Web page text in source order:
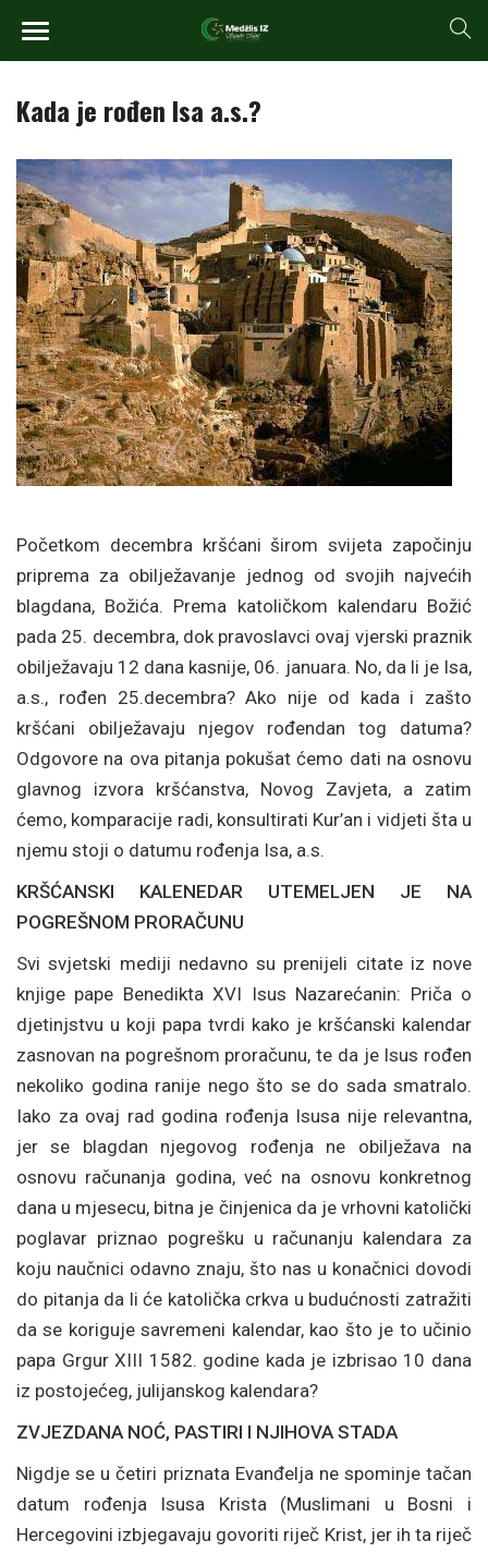
Kada je rođen Isa a.s.?
Početkom decembra kršćani širom svijeta započinju
priprema za obilježavanje jednog od svojih najvećih
blagdana, Božića. Prema katoličkom kalendaru Božić
pada 25. decembra, dok pravoslavci ovaj vjerski praznik
obilježavaju 12 dana kasnije, 06. januara. No, da li je Isa,
a.s., rođen 25.decembra? Ako nije od kada i zašto
kršćani obilježavaju njegov rođendan tog datuma?
Odgovore na ova pitanja pokušat ćemo dati na osnovu
glavnog izvora kršćanstva, Novog Zavjeta, a zatim
ćemo, komparacije radi, konsultirati Kur’an i vidjeti šta u
njemu stoji o datumu rođenja Isa, a.s.
KRŠĆANSKI KALENEDAR UTEMELJEN JE NA
POGREŠNOM PRORAČUNU
Svi svjetski mediji nedavno su prenijeli citate iz nove
knjige pape Benedikta XVI Isus Nazarećanin: Priča o
djetinjstvu u koji papa tvrdi kako je kršćanski kalendar
zasnovan na pogrešnom proračunu, te da je Isus rođen
nekoliko godina ranije nego što se do sada smatralo.
Iako za ovaj rad godina rođenja Isusa nije relevantna,
jer se blagdan njegovog rođenja ne obilježava na
osnovu računanja godina, već na osnovu konkretnog
dana u mjesecu, bitna je činjenica da je vrhovni katolički
poglavar priznao pogrešku u računanju kalendara za
koju naučnici odavno znaju, što nas u konačnici dovodi
do pitanja da li će katolička crkva u budućnosti zatražiti
da se koriguje savremeni kalendar, kao što je to učinio
papa Grgur XIII 1582. godine kada je izbrisao 10 dana
iz postojećeg, julijanskog kalendara?
ZVJEZDANA NOĆ, PASTIRI I NJIHOVA STADA
Nigdje se u četiri priznata Evanđelja ne spominje tačan
datum rođenja Isusa Krista (Muslimani u Bosni i
Hercegovini izbjegavaju govoriti riječ Krist, jer ih ta riječ